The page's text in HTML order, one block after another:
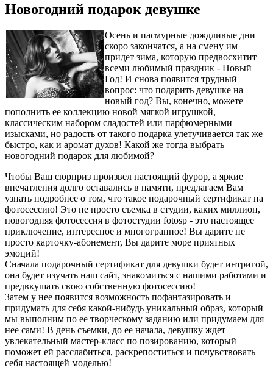
Новогодний подарок девушке
Осень и пасмурные дождливые дни
скоро закончатся, а на смену им
придет зима, которую предвосхитит
всеми любимый праздник - Новый
Год! И снова появится трудный
вопрос: что подарить девушке на
новый год? Вы, конечно, можете
пополнить ее коллекцию новой мягкой игрушкой,
классическим набором сладостей или парфюмерными
изысками, но радость от такого подарка улетучивается так же
быстро, как и аромат духов! Какой же тогда выбрать
новогодний подарок для любимой?
Чтобы Ваш сюрприз произвел настоящий фурор, а яркие
впечатления долго оставались в памяти, предлагаем Вам
узнать подробнее о том, что такое подарочный сертификат на
фотосессию! Это не просто съемка в студии, каких миллион,
новогодняя фотосессия в фотостудии fotosp - это настоящее
приключение, интересное и многогранное! Вы дарите не
просто карточку-абонемент, Вы дарите море приятных
эмоций!
Сначала подарочный сертификат для девушки будет интригой,
она будет изучать наш сайт, знакомиться с нашими работами и
предвкушать свою собственную фотосессию!
Затем у нее появится возможность пофантазировать и
придумать для себя какой-нибудь уникальный образ, который
мы выполним по ее творческому заданию или придумаем для
нее сами! В день съемки, до ее начала, девушку ждет
увлекательный мастер-класс по позированию, который
поможет ей расслабиться, раскрепоститься и почувствовать
себя настоящей моделью!